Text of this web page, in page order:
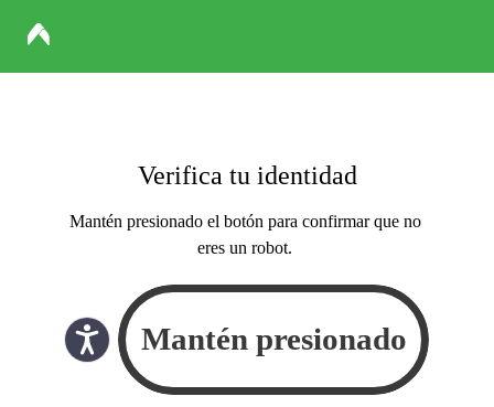
Verifica tu identidad
Mantén presionado el botón para confirmar que no
eres un robot.